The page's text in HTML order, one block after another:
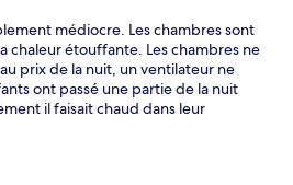
médiocre. Les chambres sont
chaleur étouffante. Les chambres ne
prix de la nuit, un ventilateur ne
ont passé une partie de la nuit
il faisait chaud dans leur